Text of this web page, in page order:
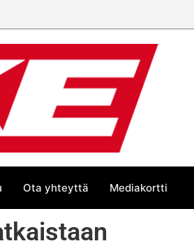
Ota yhteyttä Mediakortti